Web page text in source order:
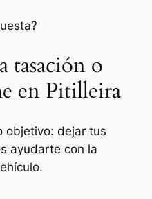
tasación o
en Pitilleira
objetivo: dejar tus
ayudarte con la